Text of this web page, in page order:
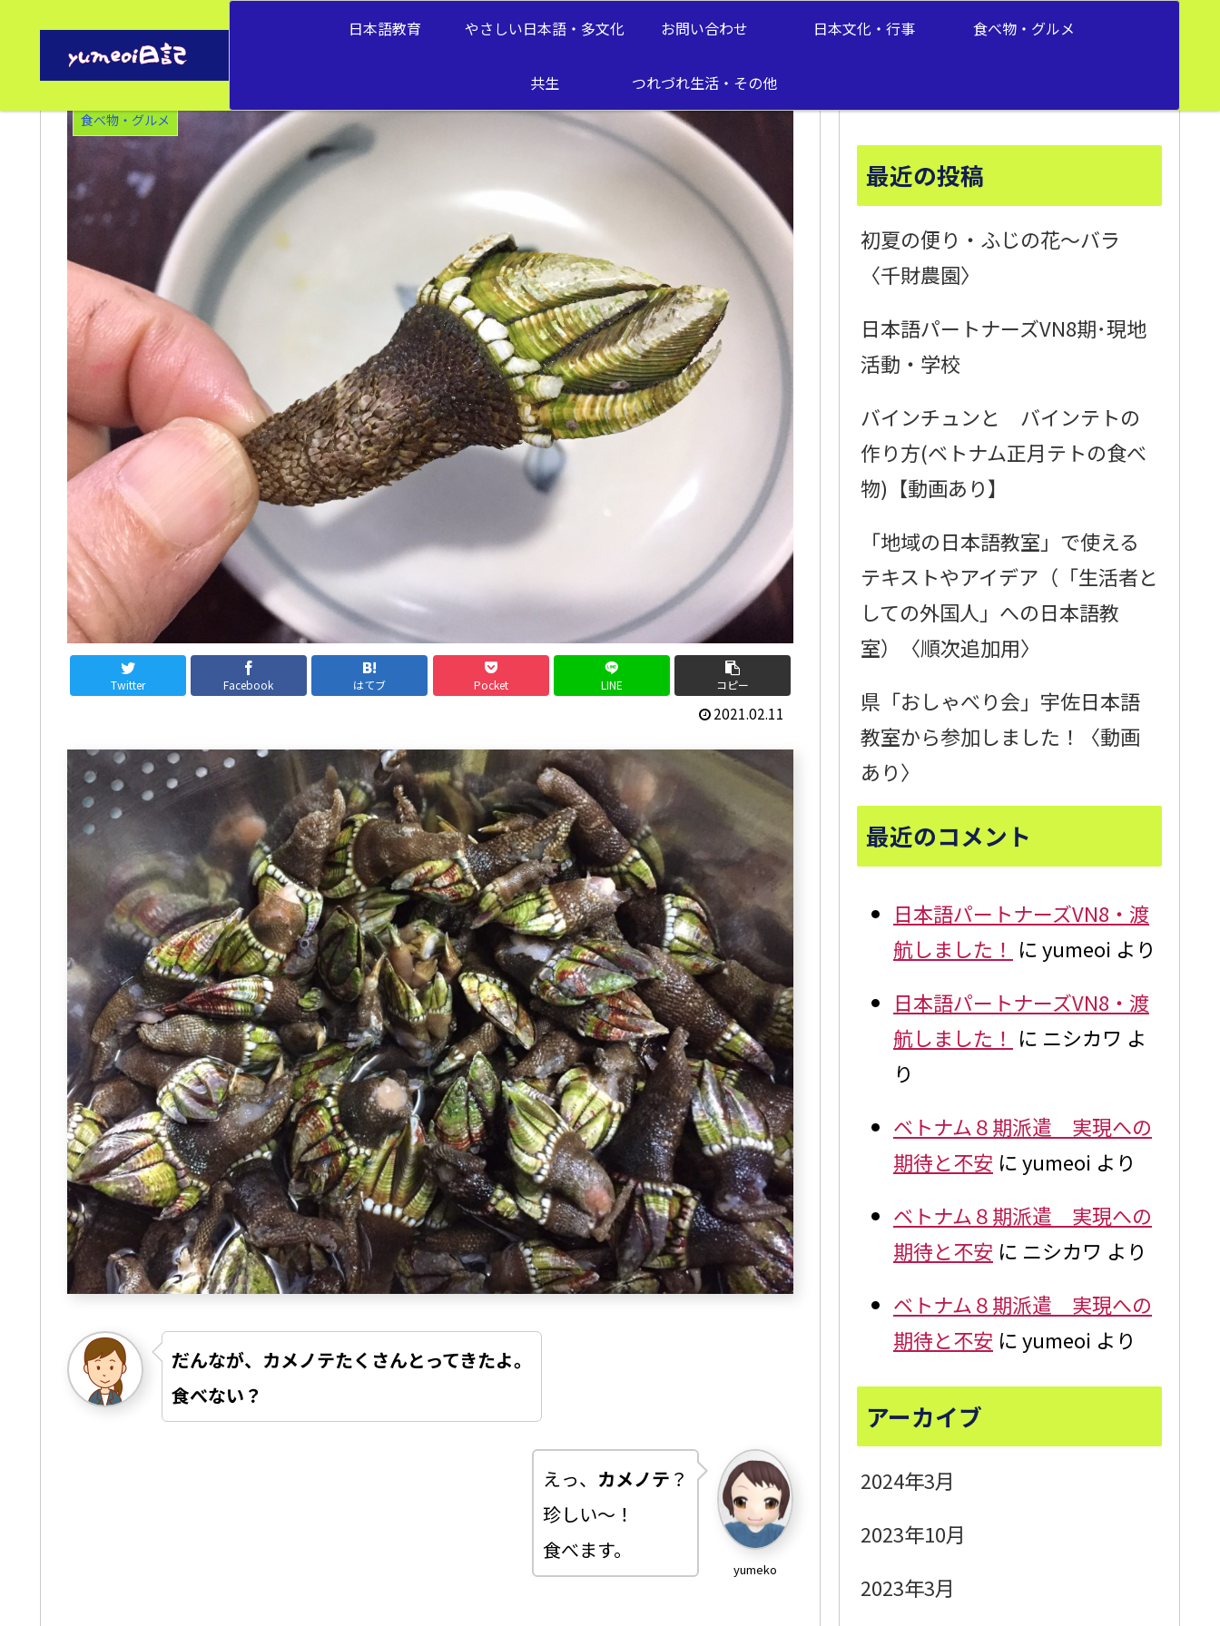
日本語教育 やさしい日本語・多文化
共生
お問い合わせ 日本文化・行事 食べ物・グルメ
つれづれ生活・その他
海の珍味 カメノテ ー大分県近隣海岸 ー ＆イノシシBBQ
食べ物・グルメ
Twitter Facebook はてブ Pocket LINE コピー
2021.02.11
だんなが、カメノテたくさんとってきたよ。
食べない？
yumeko
えっ、 カメノテ ？
珍しい～！
食べます。
最近の投稿
初夏の便り・ふじの花～バラ
〈千財農園〉
日本語パートナーズVN8期･現地
活動・学校
バインチュンと バインテトの
作り方(ベトナム正月テトの食べ
物)【動画あり】
「地域の日本語教室」で使える
テキストやアイデア（「生活者と
しての外国人」への日本語教
室）〈順次追加用〉
県「おしゃべり会」宇佐日本語
教室から参加しました！〈動画
あり〉
最近のコメント
日本語パートナーズVN8・渡
航しました！ にyumeoi より
日本語パートナーズVN8・渡
航しました！ に ニシカワ よ
り
ベトナム８期派遣 実現への
期待と不安 にyumeoi より
ベトナム８期派遣 実現への
期待と不安 に ニシカワ より
ベトナム８期派遣 実現への
期待と不安 にyumeoi より
アーカイブ
2024年3月
2023年10月
2023年3月